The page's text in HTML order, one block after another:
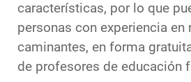
características, por lo que
personas con experiencia en
caminantes, en forma
de profesores de educación